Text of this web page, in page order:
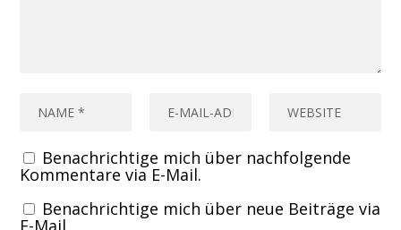
Benachrichtige mich über nachfolgende
Kommentare via E-Mail.
Benachrichtige mich über neue Beiträge via
E-Mail.